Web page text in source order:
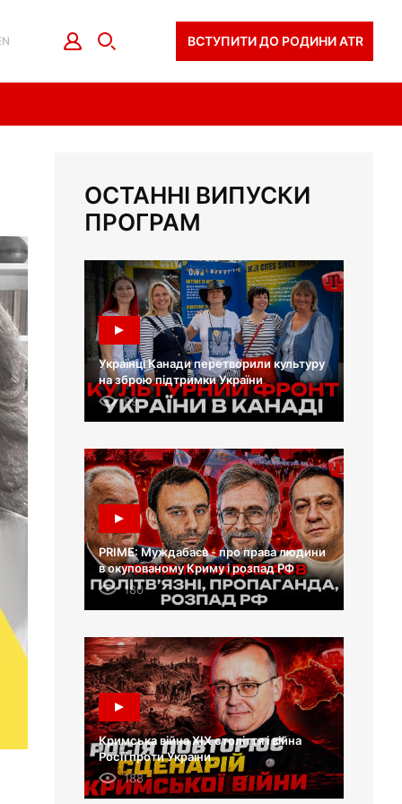
ВСТУПИТИ ДО РОДИНИ ATR
ОСТАННІ ВИПУСКИ
ПРОГРАМ
Українці Канади перетворили культуру
на зброю підтримки України
99
PRIME: Муждабаєв - про права людини
в окупованому Криму і розпад РФ
180
Кримська війна XIX століття і війна
Росії проти України
188